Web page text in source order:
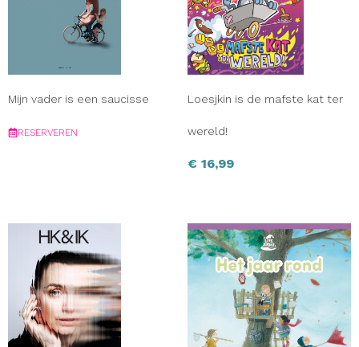
Mijn vader is een saucisse
RESERVEREN
Loesjkin is de mafste kat ter
wereld!
€ 16,99